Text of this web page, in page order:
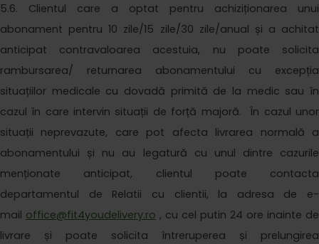
5.6. Clientul care a optat pentru achiziționarea unui
abonament pentru 10 zile/15 zile/30 zile/anual și a achitat
anticipat contravaloarea acestuia, nu poate solicita
rambursarea/ returnarea abonamentului cu excepția
situațiilor medicale cu dovadă primită de la medic sau în
cazul în care intervin situații de forță majoră. În cazul unor
situații neprevazute, care pot afecta livrarea normală a
abonamentului și nu au legatură cu unul dintre cazurile
menționate anticipat, clientul poate contacta
departamentul de Relatii cu clientii, la adresa de e-
mail office@fit4youdelivery.ro , cu cel putin 24 ore inainte de
livrare și poate solicita întreruperea și prelungirea